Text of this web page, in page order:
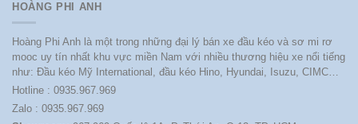
HOÀNG PHI ANH
Hoàng Phi Anh là một trong những đại lý bán xe đầu kéo và sơ mi rơ
mooc uy tín nhất khu vực miền Nam với nhiều thương hiệu xe nổi tiếng
như: Đầu kéo Mỹ International, đầu kéo Hino, Hyundai, Isuzu, CIMC…
Hotline : 0935.967.969
Zalo : 0935.967.969